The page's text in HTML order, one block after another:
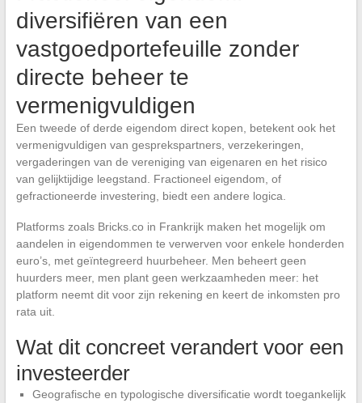
diversifiëren van een
vastgoedportefeuille zonder
directe beheer te
vermenigvuldigen
Een tweede of derde eigendom direct kopen, betekent ook het
vermenigvuldigen van gesprekspartners, verzekeringen,
vergaderingen van de vereniging van eigenaren en het risico
van gelijktijdige leegstand. Fractioneel eigendom, of
gefractioneerde investering, biedt een andere logica.
Platforms zoals Bricks.co in Frankrijk maken het mogelijk om
aandelen in eigendommen te verwerven voor enkele honderden
euro’s, met geïntegreerd huurbeheer. Men beheert geen
huurders meer, men plant geen werkzaamheden meer: het
platform neemt dit voor zijn rekening en keert de inkomsten pro
rata uit.
Wat dit concreet verandert voor een
investeerder
Geografische en typologische diversificatie wordt toegankelijk